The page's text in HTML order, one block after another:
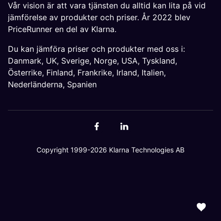
Vår vision är att vara tjänsten du alltid kan lita på vid
jämförelse av produkter och priser. År 2022 blev
PriceRunner en del av Klarna.
Du kan jämföra priser och produkter med oss i:
Danmark, UK, Sverige, Norge, USA, Tyskland,
Österrike, Finland, Frankrike, Irland, Italien,
Nederländerna, Spanien
Copyright 1999-2026 Klarna Technologies AB